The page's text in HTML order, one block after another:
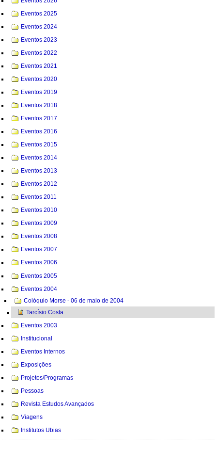
Eventos 2025
Eventos 2024
Eventos 2023
Eventos 2022
Eventos 2021
Eventos 2020
Eventos 2019
Eventos 2018
Eventos 2017
Eventos 2016
Eventos 2015
Eventos 2014
Eventos 2013
Eventos 2012
Eventos 2011
Eventos 2010
Eventos 2009
Eventos 2008
Eventos 2007
Eventos 2006
Eventos 2005
Eventos 2004
Colóquio Morse - 06 de maio de 2004
Tarcísio Costa
Eventos 2003
Institucional
Eventos Internos
Exposições
Projetos/Programas
Pessoas
Revista Estudos Avançados
Viagens
Institutos Ubias